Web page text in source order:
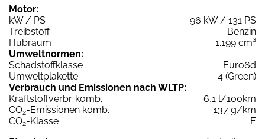
Motor:
kW / PS
96 kW / 131 PS
Treibstoff
Benzin
Hubraum
1.199 cm³
Umweltnormen:
Schadstoffklasse
Euro6d
Umweltplakette
4 (Green)
Verbrauch und Emissionen nach WLTP:
Kraftstoffverbr. komb.
6,1 l/100km
CO2-Emissionen komb.
137 g/km
CO2-Klasse
E